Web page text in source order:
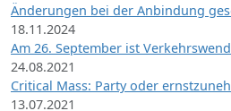
Änderungen bei der Anbindung
18.11.2024
Am 26. September ist
24.08.2021
Critical Mass: Party oder
13.07.2021